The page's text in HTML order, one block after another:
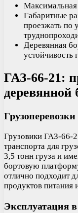
Габаритные
проезжать по
Деревянная
устойчивость
ГАЗ-66-21:
деревянной
Грузоперевозки
Грузовики ГАЗ-66-
транспорта для
3,5 тонн груза и
бортовую
отлично подходит
продуктов питания
Эксплуатация в